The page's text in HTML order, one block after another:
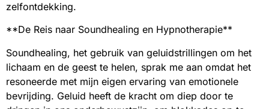
zelfontdekking.
**De Reis naar Soundhealing en Hypnotherapie**
Soundhealing, het gebruik van geluidstrillingen om het
lichaam en de geest te helen, sprak me aan omdat het
resoneerde met mijn eigen ervaring van emotionele
bevrijding. Geluid heeft de kracht om diep door te